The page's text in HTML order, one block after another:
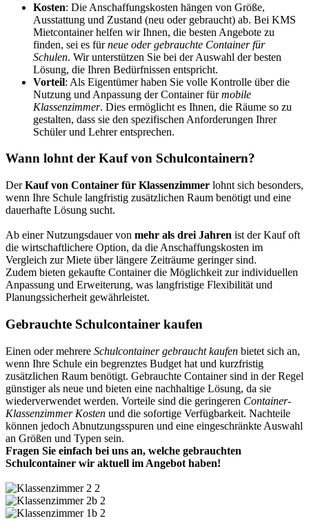
Kosten: Die Anschaffungskosten hängen von Größe,
Ausstattung und Zustand (neu oder gebraucht) ab. Bei KMS
Mietcontainer helfen wir Ihnen, die besten Angebote zu
finden, sei es fürneue oder gebrauchte Container für
Schulen. Wir unterstützen Sie bei der Auswahl der besten
Lösung, die Ihren Bedürfnissen entspricht.
Vorteil: Als Eigentümer haben Sie volle Kontrolle über die
Nutzung und Anpassung der Container fürmobile
Klassenzimmer. Dies ermöglicht es Ihnen, die Räume so zu
gestalten, dass sie den spezifischen Anforderungen Ihrer
Schüler und Lehrer entsprechen.
Wann lohnt der Kauf von Schulcontainern?
DerKauf von Container für Klassenzimmer lohnt sich besonders,
wenn Ihre Schule langfristig zusätzlichen Raum benötigt und eine
dauerhafte Lösung sucht.
Ab einer Nutzungsdauer von mehr als drei Jahren ist der Kauf oft
die wirtschaftlichere Option, da die Anschaffungskosten im
Vergleich zur Miete über längere Zeiträume geringer sind.
Zudem bieten gekaufte Container die Möglichkeit zur individuellen
Anpassung und Erweiterung, was langfristige Flexibilität und
Planungssicherheit gewährleistet.
Gebrauchte Schulcontainer kaufen
Einen oder mehrere Schulcontainer gebraucht kaufen bietet sich an,
wenn Ihre Schule ein begrenztes Budget hat und kurzfristig
zusätzlichen Raum benötigt. Gebrauchte Container sind in der Regel
günstiger als neue und bieten eine nachhaltige Lösung, da sie
wiederverwendet werden. Vorteile sind die geringeren Container-
Klassenzimmer Kosten und die sofortige Verfügbarkeit. Nachteile
können jedoch Abnutzungsspuren und eine eingeschränkte Auswahl
an Größen und Typen sein.
Fragen Sie einfach bei uns an, welche gebrauchten
Schulcontainer wir aktuell im Angebot haben!